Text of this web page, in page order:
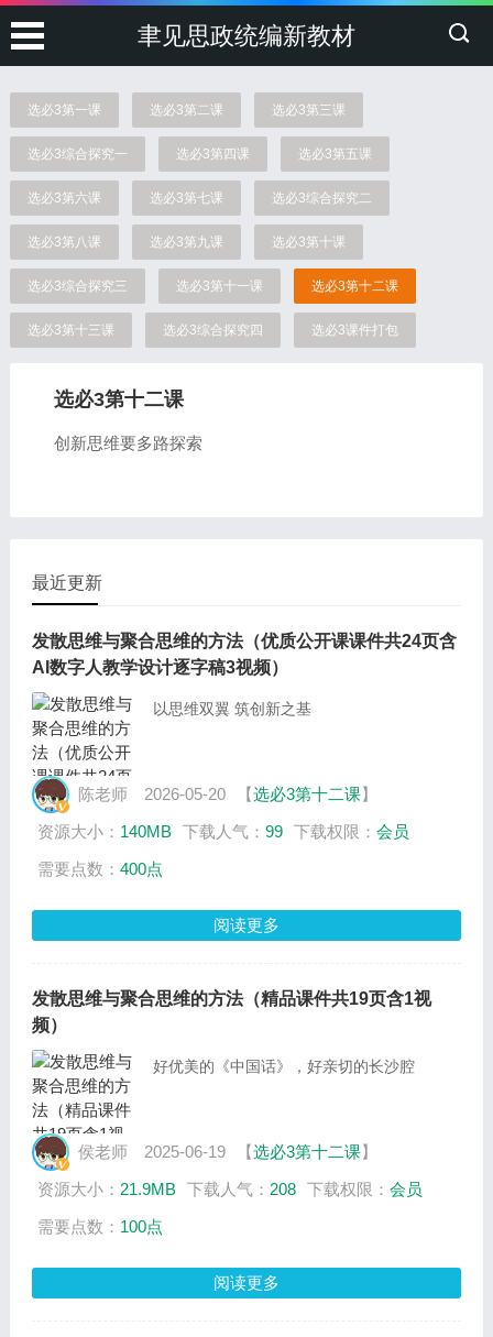
聿见思政统编新教材
选必3第一课 选必3第二课 选必3第三课
选必3综合探究一 选必3第四课 选必3第五课
选必3第六课 选必3第七课 选必3综合探究二
选必3第八课 选必3第九课 选必3第十课
选必3综合探究三 选必3第十一课 选必3第十二课
选必3第十三课 选必3综合探究四 选必3课件打包
选必3第十二课
创新思维要多路探索
最近更新
发散思维与聚合思维的方法（优质公开课课件共24页含
AI数字人教学设计逐字稿3视频）
以思维双翼 筑创新之基
陈老师 2026-05-20 【选必3第十二课】
资源大小： 140MB 下载人气： 99 下载权限： 会员
需要点数： 400点
阅读更多
发散思维与聚合思维的方法（精品课件共19页含1视
频）
好优美的《中国话》，好亲切的长沙腔
侯老师 2025-06-19 【选必3第十二课】
资源大小： 21.9MB 下载人气： 208 下载权限： 会员
需要点数： 100点
阅读更多